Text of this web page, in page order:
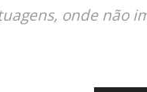
onde não